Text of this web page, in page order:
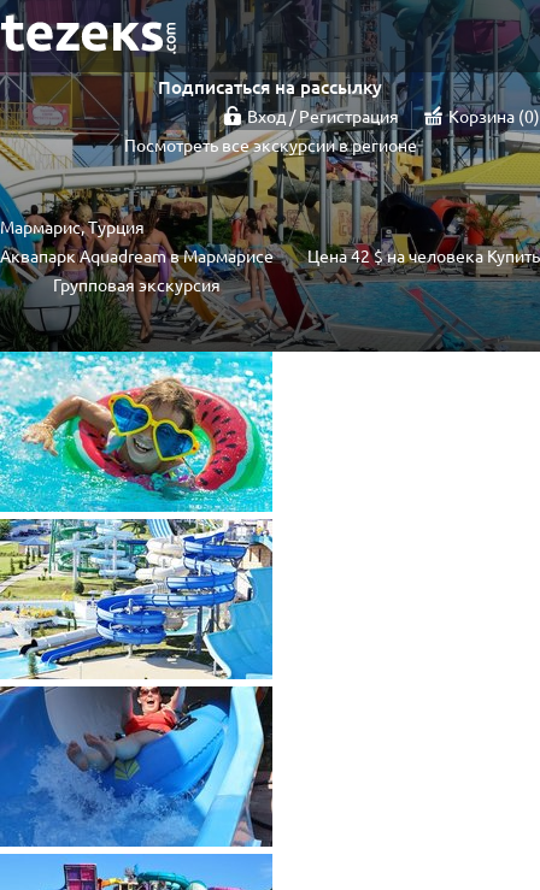
Подписаться на рассылку
Вход / Регистрация Корзина 0
Посмотреть все экскурсии в регионе
Мармарис, Турция
Аквапарк Aquadream в Мармарисе
Групповая экскурсия
Цена42 $на человека Купить